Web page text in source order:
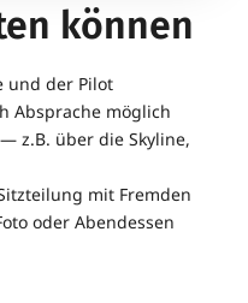
können
und der Pilot
Absprache möglich
z.B. über die Sky­line,
mit Fremden
oder Abend­essen